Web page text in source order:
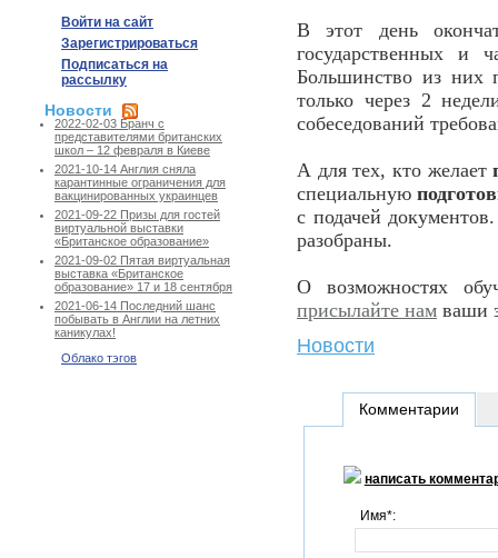
Войти на сайт
Зарегистрироваться
Подписаться на
рассылку
Новости
2022-02-03 Бранч с
представителями британских
школ – 12 февраля в Киеве
2021-10-14 Англия сняла
карантинные ограничения для
вакцинированных украинцев
2021-09-22 Призы для гостей
виртуальной выставки
«Британское образование»
2021-09-02 Пятая виртуальная
выставка «Британское
образование» 17 и 18 сентября
2021-06-14 Последний шанс
побывать в Англии на летних
каникулах!
Облако тэгов
В этот день
государственных и
Большинство из них
только через 2
собеседований
А для тех, кто желает
специальную
с подачей
разобраны.
О возможностях
присылайте нам ваши
Новости
Комментарии
написать
Имя*: